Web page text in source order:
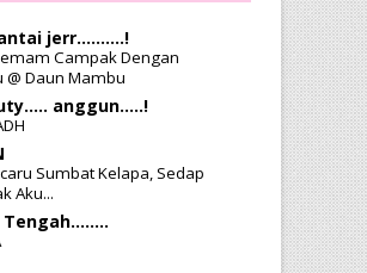
jerr..........!
Campak Dengan
Daun Mambu
anggun.....!
Sumbat Kelapa, Sedap
Aku...